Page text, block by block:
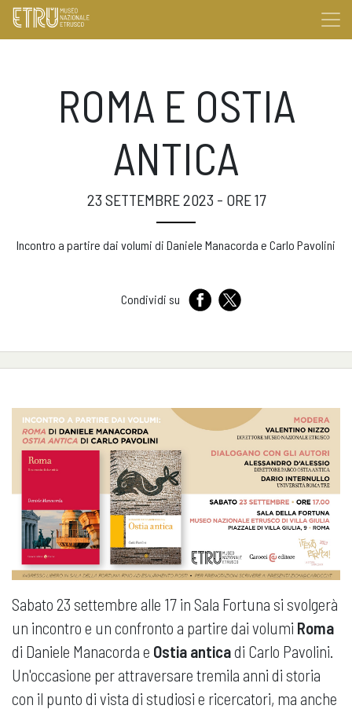
ROMA E OSTIA
ANTICA
23 SETTEMBRE 2023 - ORE 17
Incontro a partire dai volumi di Daniele Manacorda e Carlo Pavolini
Condividi su
Sabato 23 settembre alle 17 in Sala Fortuna si svolgerà
un incontro e un confronto a partire dai volumi Roma
di Daniele Manacorda e Ostia anticadi Carlo Pavolini.
Un'occasione per attraversare tremila anni di storia
con il punto di vista di studiosi e ricercatori, ma anche